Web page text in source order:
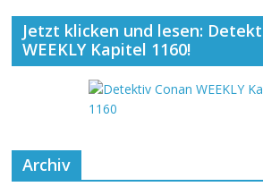
Jetzt klicken und lesen:
WEEKLY Kapitel 1160!
Archiv